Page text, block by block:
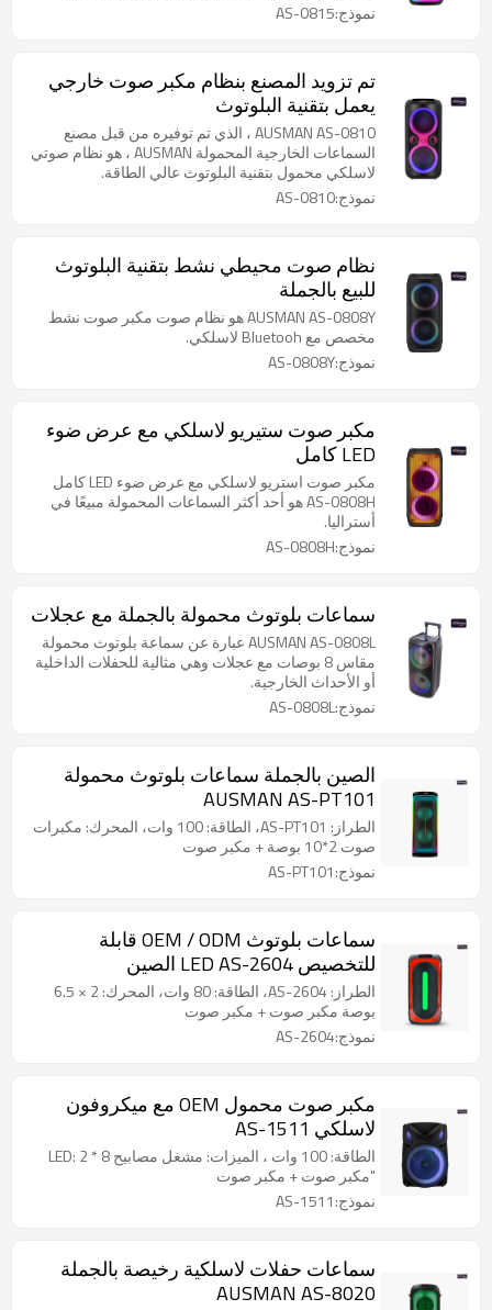
نموذج:AS-0815
تم تزويد المصنع بنظام مكبر صوت خارجي
يعمل بتقنية البلوتوث
AUSMAN AS-0810 ، الذي تم توفيره من قبل مصنع
السماعات الخارجية المحمولة AUSMAN ، هو نظام صوتي
لاسلكي محمول بتقنية البلوتوث عالي الطاقة.
نموذج:AS-0810
نظام صوت محيطي نشط بتقنية البلوتوث
للبيع بالجملة
AUSMAN AS-0808Y هو نظام صوت مكبر صوت نشط
مخصص مع Bluetooh لاسلكي.
نموذج:AS-0808Y
مكبر صوت ستيريو لاسلكي مع عرض ضوء
LED كامل
مكبر صوت استريو لاسلكي مع عرض ضوء LED كامل
AS-0808H هو أحد أكثر السماعات المحمولة مبيعًا في
أستراليا.
نموذج:AS-0808H
سماعات بلوتوث محمولة بالجملة مع عجلات
AUSMAN AS-0808L عبارة عن سماعة بلوتوث محمولة
مقاس 8 بوصات مع عجلات وهي مثالية للحفلات الداخلية
أو الأحداث الخارجية.
نموذج:AS-0808L
الصين بالجملة سماعات بلوتوث محمولة
AUSMAN AS-PT101
الطراز: AS-PT101، الطاقة: 100 وات، المحرك: مكبرات
صوت 2*10 بوصة + مكبر صوت
نموذج:AS-PT101
سماعات بلوتوث OEM / ODM قابلة
للتخصيص LED AS-2604 الصين
الطراز: AS-2604، الطاقة: 80 وات، المحرك: 2 × 6.5
بوصة مكبر صوت + مكبر صوت
نموذج:AS-2604
مكبر صوت محمول OEM مع ميكروفون
لاسلكي AS-1511
الطاقة: 100 وات ، الميزات: مشغل مصابيح LED: 2 * 8
"مكبر صوت + مكبر صوت
نموذج:AS-1511
سماعات حفلات لاسلكية رخيصة بالجملة
AUSMAN AS-8020